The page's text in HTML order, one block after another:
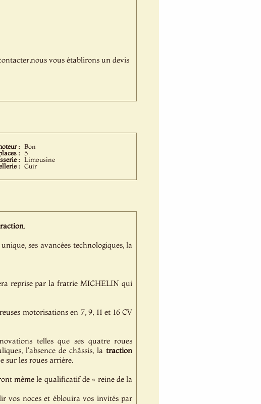
vous établirons un devis
: Bon
:
5
: Limousine
: Cuir
.
ses avancées technologiques, la
reprise par la fratrie MICHELIN qui
motorisations en 7, 9, 11 et 16 CV
telles que ses quatre roues
l'absence de châssis, latraction
sur les roues arrière.
même le qualificatif de « reine de la
vos noces et éblouira vos invités par